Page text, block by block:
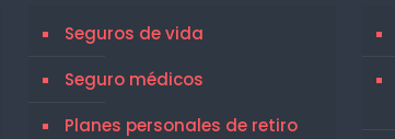
Seguros de vida
Seguro médicos
Planes personales de retiro